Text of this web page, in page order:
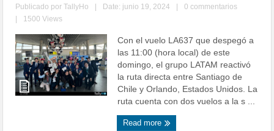
Publicado porTallyHo Date: junio 19, 2024
0 commentarios
1500 Views
Con el vuelo LA637 que despegó a
las 11:00 (hora local) de este
domingo, el grupo LATAM reactivó
la ruta directa entre Santiago de
Chile y Orlando, Estados Unidos. La
ruta cuenta con dos vuelos a la s ...
Read more